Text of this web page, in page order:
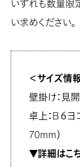
いずれも数量限
い求めください。
＜サイズ情
壁掛け：見
卓上：B６
70mm）
▼詳細はこ